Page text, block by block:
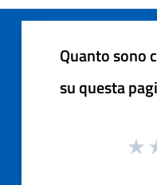
Quanto sono
su questa